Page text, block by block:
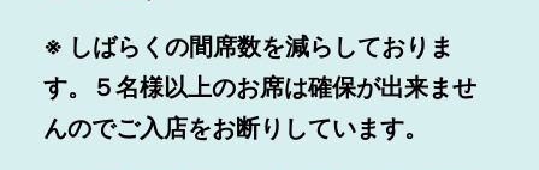
※ しばらくの間席数を減らしておりま
す。５名様以上のお席は確保が出来ませ
んのでご入店をお断りしています。